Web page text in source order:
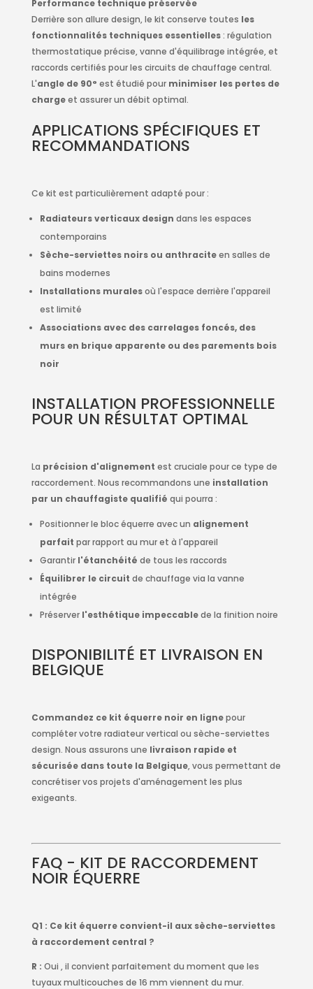
Performance technique préservée
Derrière son allure design, le kit conserve toutes les
fonctionnalités techniques essentielles: régulation
thermostatique précise, vanne d'équilibrage intégrée, et
raccords certifiés pour les circuits de chauffage central.
L'angle de 90° est étudié pour minimiser les pertes de
chargeet assurer un débit optimal.
APPLICATIONS SPÉCIFIQUES ET
RECOMMANDATIONS
Ce kit est particulièrement adapté pour :
Radiateurs verticaux design dans les espaces
contemporains
Sèche-serviettes noirs ou anthraciteen salles de
bains modernes
Installations muralesoù l'espace derrière l'appareil
est limité
Associations avec des carrelages foncés, des
murs en brique apparente ou des parements bois
noir
INSTALLATION PROFESSIONNELLE
POUR UN RÉSULTAT OPTIMAL
La précision d'alignement est cruciale pour ce type de
raccordement. Nous recommandons une installation
par un chauffagiste qualifié qui pourra :
Positionner le bloc équerre avec un alignement
parfait par rapport au mur et à l'appareil
Garantir l'étanchéité de tous les raccords
Équilibrer le circuit de chauffage via la vanne
intégrée
Préserver l'esthétique impeccablede la finition noire
DISPONIBILITÉ ET LIVRAISON EN
BELGIQUE
Commandez ce kit équerre noir en lignepour
compléter votre radiateur vertical ou sèche-serviettes
design. Nous assurons une livraison rapide et
sécurisée dans toute la Belgique, vous permettant de
concrétiser vos projets d'aménagement les plus
exigeants.
FAQ - KIT DE RACCORDEMENT
NOIR ÉQUERRE
Q1 : Ce kit équerre convient-il aux sèche-serviettes
à raccordement central ?
R : Oui , il convient parfaitement du moment que les
tuyaux multicouches de 16 mm viennent du mur.